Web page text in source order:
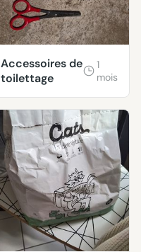
Accessoires de
toilettage
1
mois